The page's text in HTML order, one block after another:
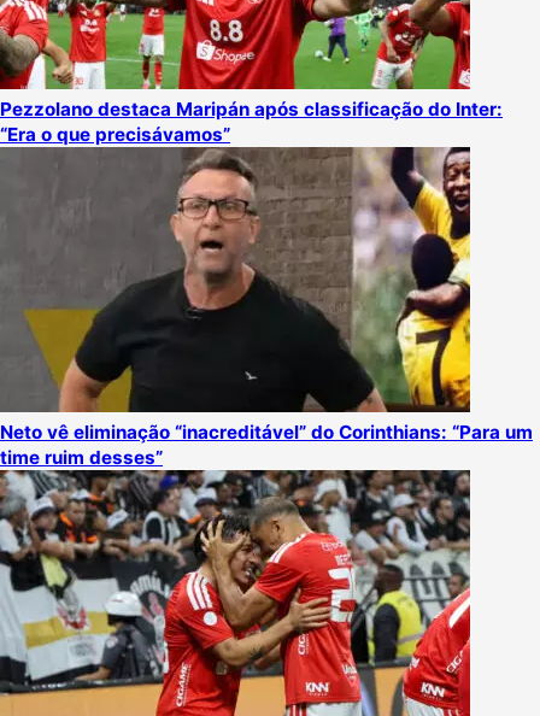
Pezzolano destaca Maripán após classificação do Inter:
“Era o que precisávamos”
Neto vê eliminação “inacreditável” do Corinthians: “Para um
time ruim desses”